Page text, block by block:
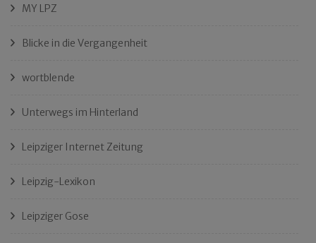
MY LPZ
Blicke in die Vergangenheit
wortblende
Unterwegs im Hinterland
Leipziger Internet Zeitung
Leipzig-Lexikon
Leipziger Gose